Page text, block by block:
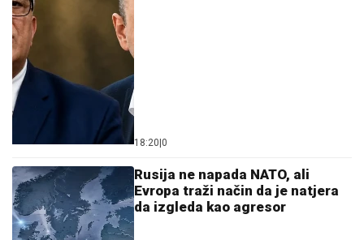
18:20 0
Rusija ne napada NATO, ali
Evropa traži način da je natjera
da izgleda kao agresor